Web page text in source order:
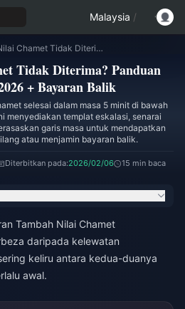
Malaysia /
Tambah Nilai Chamet Tidak Diterima? Panduan Pemulihan 2026 + Bayaran Balik
Tidak Diterima? Panduan
+ Bayaran Balik
selesai dalam masa 5 minit di bawah
menyediakan templat eskalasi, senarai
garis masa untuk mendapatkan
atau menjamin bayaran balik.
Diterbitkan pada:2026/02/06 15 min baca
Tambah Nilai Chamet
daripada kelewatan
keliru antara kedua-duanya
awal.